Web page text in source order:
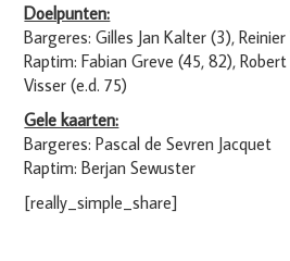
Doelpunten:
Bargeres: Gilles Jan Kalter (3),
Raptim: Fabian Greve (45, 82),
Visser (e.d. 75)
Gele kaarten:
Bargeres: Pascal de Sevren Jacquet
Raptim: Berjan Sewuster
[really_simple_share]